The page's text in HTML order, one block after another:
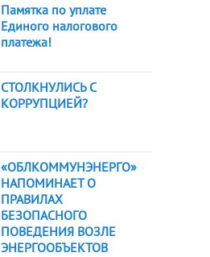
Памятка по уплате
Единого налогового
платежа!
СТОЛКНУЛИСЬ С
КОРРУПЦИЕЙ?
«ОБЛКОММУНЭНЕРГО»
НАПОМИНАЕТ О
ПРАВИЛАХ
БЕЗОПАСНОГО
ПОВЕДЕНИЯ ВОЗЛЕ
ЭНЕРГООБЪЕКТОВ